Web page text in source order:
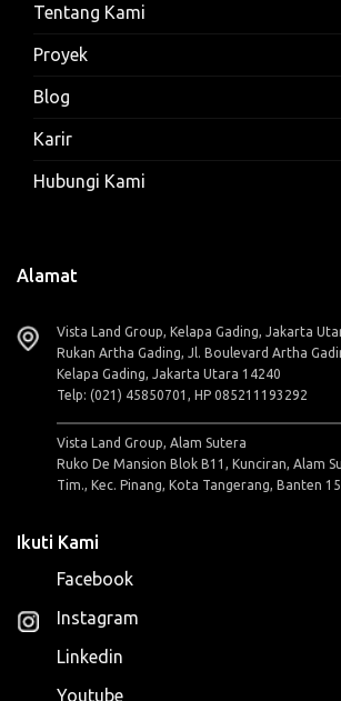
Tentang Kami
Proyek
Blog
Karir
Hubungi Kami
Alamat
Vista Land Group, Kelapa Gading, Jakarta
Rukan Artha Gading, Jl. Boulevard Artha
Kelapa Gading, Jakarta Utara 14240
Telp: (021) 45850701, HP 085211193292
Vista Land Group, Alam Sutera
Ruko De Mansion Blok B11, Kunciran, Alam
Tim., Kec. Pinang, Kota Tangerang, Banten
Ikuti Kami
Facebook
Instagram
Linkedin
Youtube